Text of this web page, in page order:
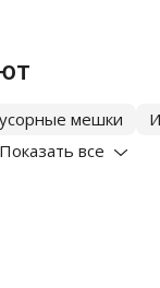
мешки
Показать все